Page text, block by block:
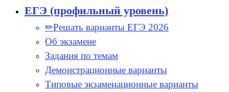
ЕГЭ (профильный уровень)
✏Решать варианты ЕГЭ 2026
Об экзамене
Задания по темам
Демонстрационные варианты
Типовые экзаменационные варианты